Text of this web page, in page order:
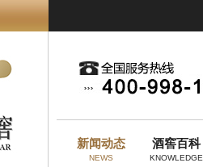
新闻动态
NEWS
酒窖百科
KNOWLEDGE